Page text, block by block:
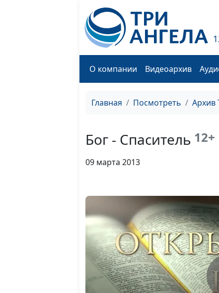
О компании Видеоархив
Главная Посмотреть Архив
Бог - Спаситель 12+
09 марта 2013